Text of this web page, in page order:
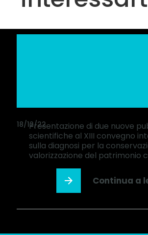
18/12/22
Presentazione di due nuove
scientifiche al XIII convegno
sulla diagnosi per la
valorizzazione del patrimonio
Continua a